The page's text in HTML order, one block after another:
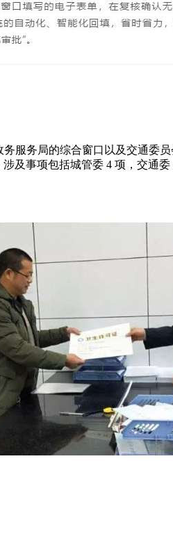
服务局的综合窗口以及交通委
及事项包括城管委 4 项，交通